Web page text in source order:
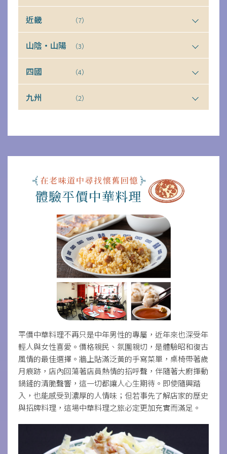
近畿 （7）
山陰・山陽 （3）
四國 （4）
九州 （2）
平價中華料理不再只是中年男性的專屬，近年來也深受年
輕人與女性喜愛。價格親民、氛圍親切，是體驗昭和復古
風情的最佳選擇。牆上貼滿泛黃的手寫菜單，桌椅帶著歲
月痕跡，店內回蕩著店員熱情的招呼聲，伴隨著大廚揮動
鍋鏟的清脆聲響，這一切都讓人心生期待。即使隨興踏
入，也能感受到濃厚的人情味；但若事先了解店家的歷史
與招牌料理，這場中華料理之旅必定更加充實而滿足。